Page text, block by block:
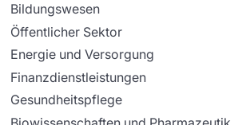
Bildungswesen
Öffentlicher Sektor
Energie und Versorgung
Finanzdienstleistungen
Gesundheitspflege